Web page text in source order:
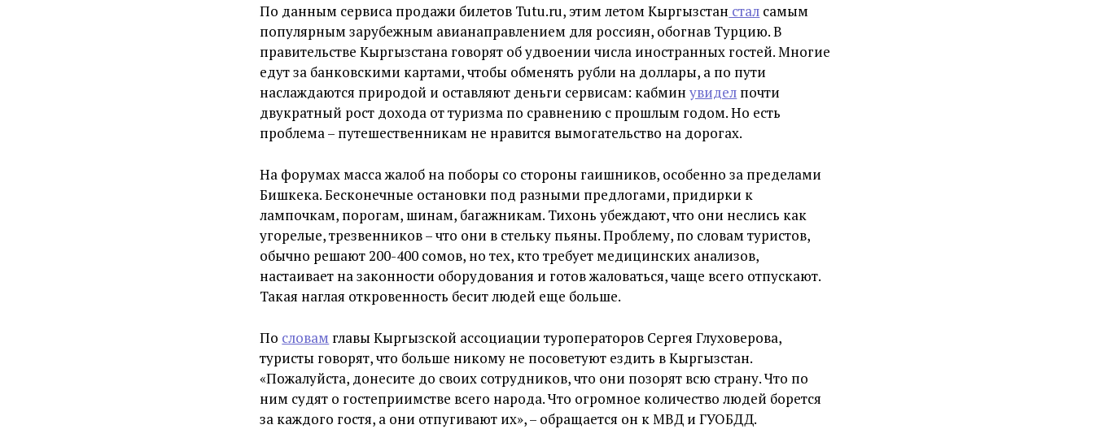
По данным сервиса продажи билетов Tutu.ru, этим летом Кыргызстан стал самым
популярным зарубежным авианаправлением для россиян, обогнав Турцию. В
правительстве Кыргызстана говорят об удвоении числа иностранных гостей. Многие
едут за банковскими картами, чтобы обменять рубли на доллары, а по пути
наслаждаются природой и оставляют деньги сервисам: кабминувидел почти
двукратный рост дохода от туризма по сравнению с прошлым годом. Но есть
проблема – путешественникам не нравится вымогательство на дорогах.
На форумах масса жалоб на поборы со стороны гаишников, особенно за пределами
Бишкека. Бесконечные остановки под разными предлогами, придирки к
лампочкам, порогам, шинам, багажникам. Тихонь убеждают, что они неслись как
угорелые, трезвенников – что они в стельку пьяны. Проблему, по словам туристов,
обычно решают 200-400 сомов, но тех, кто требует медицинских анализов,
настаивает на законности оборудования и готов жаловаться, чаще всего отпускают.
Такая наглая откровенность бесит людей еще больше.
По словам главы Кыргызской ассоциации туроператоров Сергея Глуховерова,
туристы говорят, что больше никому не посоветуют ездить в Кыргызстан.
«Пожалуйста, донесите до своих сотрудников, что они позорят всю страну. Что по
ним судят о гостеприимстве всего народа. Что огромное количество людей борется
за каждого гостя, а они отпугивают их», – обращается он к МВД и ГУОБДД.